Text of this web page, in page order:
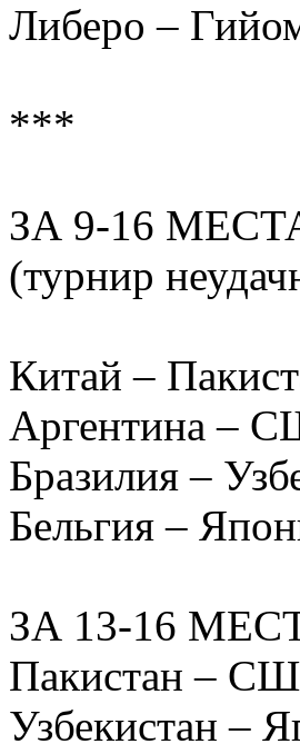
Либеро –
***
ЗА 9-16
(турнир
Китай –
Аргентина –
Бразилия –
Бельгия –
ЗА 13-16
Пакистан –
Узбекистан –